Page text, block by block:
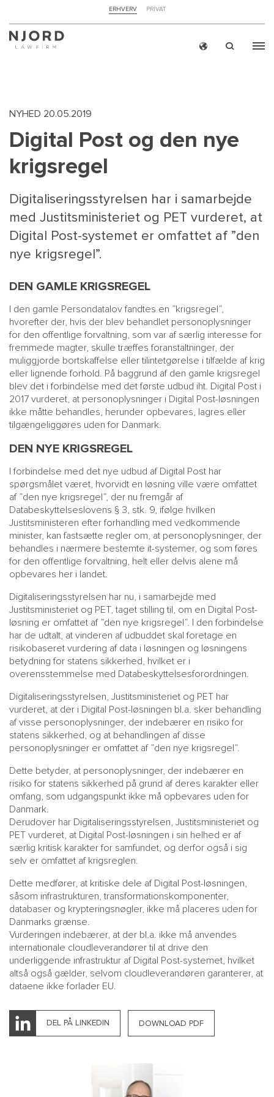
TOP
MENU
ERHVERV PRIVAT
MAIN
OM
NYHED 20.05.2019
Digital Post og den nye
krigsregel
Digitaliseringsstyrelsen har i samarbejde
med Justitsministeriet og PET vurderet, at
Digital Post-systemet er omfattet af ”den
nye krigsregel”.
DEN GAMLE KRIGSREGEL
I den gamle Persondatalov fandtes en ”krigsregel”,
hvorefter der, hvis der blev behandlet personoplysninger
for den offentlige forvaltning, som var af særlig interesse for
fremmede magter, skulle træffes foranstaltninger, der
muliggjorde bortskaffelse eller tilintetgørelse i tilfælde af krig
eller lignende forhold. På baggrund af den gamle krigsregel
blev det i forbindelse med det første udbud iht. Digital Post i
2017 vurderet, at personoplysninger i Digital Post-løsningen
ikke måtte behandles, herunder opbevares, lagres eller
tilgængeliggøres uden for Danmark.
DEN NYE KRIGSREGEL
I forbindelse med det nye udbud af Digital Post har
spørgsmålet været, hvorvidt en løsning ville være omfattet
af ”den nye krigsregel”, der nu fremgår af
Databeskyttelseslovens § 3, stk. 9, ifølge hvilken
Justitsministeren efter forhandling med vedkommende
minister, kan fastsætte regler om, at personoplysninger, der
behandles i nærmere bestemte it-systemer, og som føres
for den offentlige forvaltning, helt eller delvis alene må
opbevares her i landet.
Digitaliseringsstyrelsen har nu, i samarbejde med
Justitsministeriet og PET, taget stilling til, om en Digital Post-
løsning er omfattet af ”den nye krigsregel”. I den forbindelse
har de udtalt, at vinderen af udbuddet skal foretage en
risikobaseret vurdering af data i løsningen og løsningens
betydning for statens sikkerhed, hvilket er i
overensstemmelse med Databeskyttelsesforordningen.
Digitaliseringsstyrelsen, Justitsministeriet og PET har
vurderet, at der i Digital Post-løsningen bl.a. sker behandling
af visse personoplysninger, der indebærer en risiko for
statens sikkerhed, og at behandlingen af disse
personoplysninger er omfattet af ”den nye krigsregel”.
Dette betyder, at personoplysninger, der indebærer en
risiko for statens sikkerhed på grund af deres karakter eller
omfang, som udgangspunkt ikke må opbevares uden for
Danmark.
Derudover har Digitaliseringsstyrelsen, Justitsministeriet og
PET vurderet, at Digital Post-løsningen i sin helhed er af
særlig kritisk karakter for samfundet, og derfor også i sig
selv er omfattet af krigsreglen.
Dette medfører, at kritiske dele af Digital Post-løsningen,
såsom infrastrukturen, transformationskomponenter,
databaser og krypteringsnøgler, ikke må placeres uden for
Danmarks grænse.
Vurderingen indebærer, at der bl.a. ikke må anvendes
internationale cloudleverandører til at drive den
underliggende infrastruktur af Digital Post-systemet, hvilket
altså også gælder, selvom cloudleverandøren garanterer, at
dataene ikke forlader EU.
DEL PÅ LINKEDIN DOWNLOAD PDF